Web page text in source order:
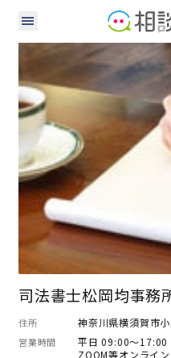
行政書士
司法書士松岡均事務
住所 神奈川県横須賀市
営業時間
平日 09:00～17:00
ZOOM等オンライ